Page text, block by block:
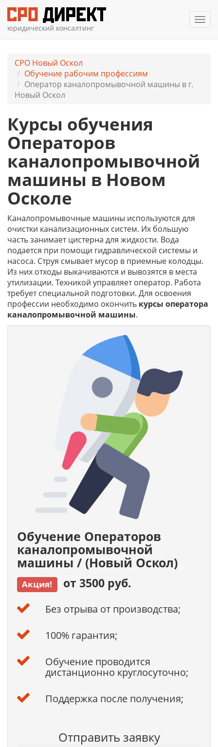
юридический консалтинг
СРО Новый Оскол
Обучение рабочим профессиям
Оператор каналопромывочной машины в г.
Новый Оскол
Курсы обучения
Операторов
каналопромывочной
машины в Новом
Осколе
Каналопромывочные машины используются для
очистки канализационных систем. Их большую
часть занимает цистерна для жидкости. Вода
подается при помощи гидравлической системы и
насоса. Струя смывает мусор в приемные колодцы.
Из них отходы выкачиваются и вывозятся в места
утилизации. Техникой управляет оператор. Работа
требует специальной подготовки. Для освоения
профессии необходимо окончить курсы оператора
каналопромывочной машины.
Обучение Операторов
каналопромывочной
машины / (Новый Оскол)
Акция! от 3500 руб.
Без отрыва от производства;
100% гарантия;
Обучение проводится
дистанционно круглосуточно;
Поддержка после получения;
Отправить заявку